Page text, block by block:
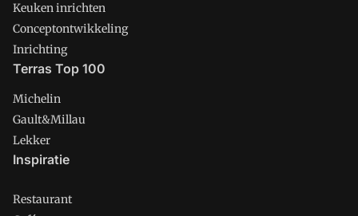
Keuken inrichten
Conceptontwikkeling
Inrichting
Terras Top 100
Michelin
Gault&Millau
Lekker
Inspiratie
Restaurant